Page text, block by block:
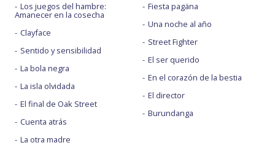
Los juegos del hambre:
Amanecer en la cosecha
Clayface
Sentido y sensibilidad
La bola negra
La isla olvidada
El final de Oak Street
Cuenta atrás
La otra madre
Fiesta pagäna
Una noche al año
Street Fighter
El ser querido
En el corazón de la bestia
El director
Burundanga